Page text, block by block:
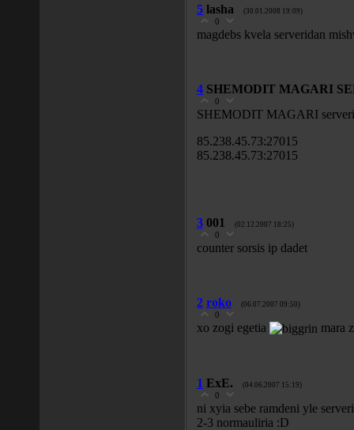
5 lasha (30.01.2008 19:09)
0
magdebs kvela serveridan
4 SHEMODIT MAGARI
0
SHEMODIT MAGARI
85.238.45.73:27015
85.238.45.73:27015
3 001 (02.12.2007 18:25)
0
counter sorsis ip dadet
2 roko (06.07.2007 09:50)
0
xo zogi egetia mara
1 ExE. (04.06.2007 15:19)
0
ni xyia sebe ramdeni yle
2-3 normauliria :D